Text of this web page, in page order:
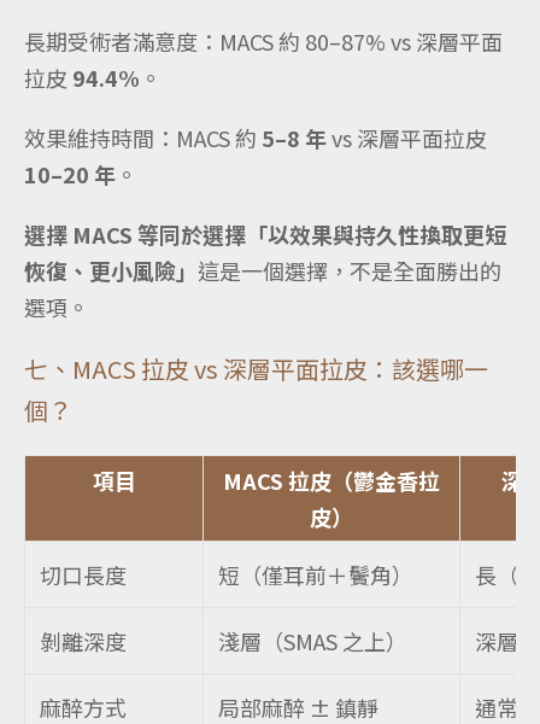
長期受術者滿意度：MACS 約 80–87% vs 深層平面
拉皮 94.4% 。
效果維持時間：MACS 約 5–8 年vs 深層平面拉皮
10–20 年 。
選擇 MACS 等同於選擇「以效果與持久性換取更短
恢復、更小風險」 這是一個選擇，不是全面勝出的
選項。
七、MACS 拉皮 vs 深層平面拉皮：該選哪一
個？
項目
MACS 拉皮（鬱金香拉
皮）
深
切口長度 短（僅耳前＋鬢角） 長（
剝離深度 淺層（SMAS 之上） 深層
麻醉方式 局部麻醉 ± 鎮靜 通常